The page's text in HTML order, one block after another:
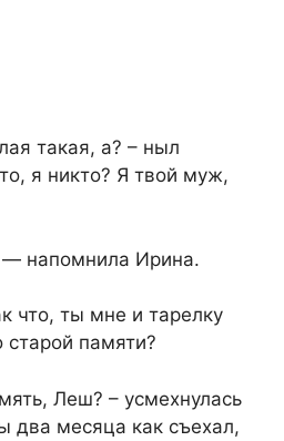
такая, а? – ныл
я никто? Я твой муж,
напомнила Ирина.
ты мне и тарелку
старой памяти?
Леш? – усмехнулась
месяца как съехал,